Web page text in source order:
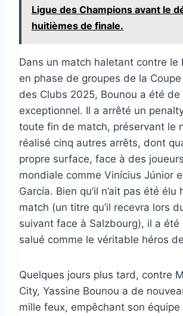
Ligue des Champions avant le
huitièmes de finale.
Dans un match haletant contre le
en phase de groupes de la
des Clubs 2025, Bounou a été de
exceptionnel. Il a arrêté un
toute fin de match, préservant le
réalisé cinq autres arrêts, dont
propre surface, face à des
mondiale comme Vinícius Júnior
García. Bien qu’il n’ait pas été élu
match (un titre qu’il recevra lors
suivant face à Salzbourg), il a été
salué comme le véritable héros
Quelques jours plus tard, contre
City, Yassine Bounou a de
mille feux, empêchant son